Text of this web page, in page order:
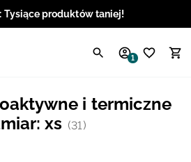
Tysiące produktów taniej!
1
i termiczne
xs (31)
Angielski / USD